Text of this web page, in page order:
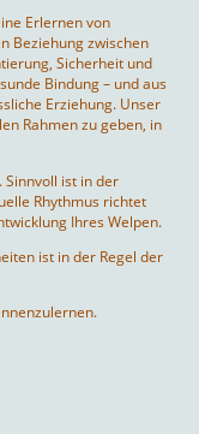
Erlernen von
Beziehung zwischen
Sicherheit und
Bindung – und aus
Erziehung. Unser
Rahmen zu geben, in
Sinnvoll ist in der
Rhythmus richtet
Ihres Welpen.
ist in der Regel der